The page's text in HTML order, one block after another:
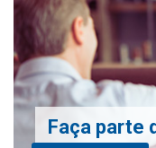
Faça parte